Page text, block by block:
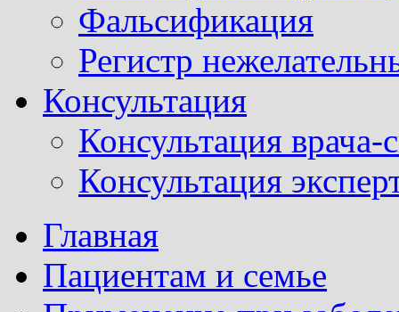
Фальсификация
Регистр
Консультация
Консультация врача-
Консультация
Главная
Пациентам и семье